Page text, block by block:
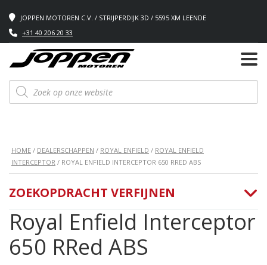
JOPPEN MOTOREN C.V. / STRIJPERDIJK 3D / 5595 XM LEENDE
+31 40 206 20 33
Producten
zoeken
HOME / DEALERSCHAPPEN / ROYAL ENFIELD / ROYAL ENFIELD
INTERCEPTOR / ROYAL ENFIELD INTERCEPTOR 650 RRED ABS
Royal Enfield Interceptor
650 RRed ABS
ZOEKOPDRACHT VERFIJNEN